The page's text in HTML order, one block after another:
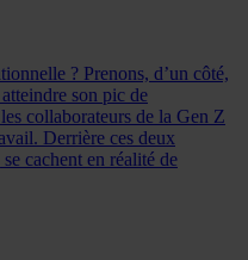
? Prenons, d’un côté,
son pic de
collaborateurs de la Gen Z
Derrière ces deux
cachent en réalité de